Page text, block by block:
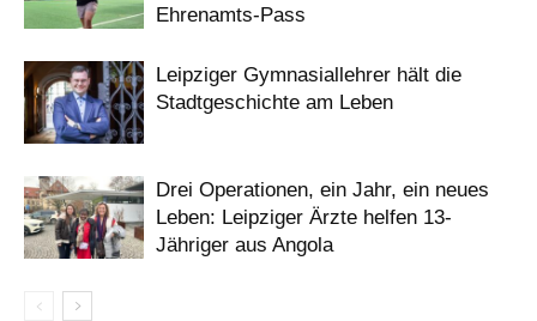
Ehrenamts-Pass
Leipziger Gymnasiallehrer hält die
Stadtgeschichte am Leben
Drei Operationen, ein Jahr, ein neues
Leben: Leipziger Ärzte helfen 13-
Jähriger aus Angola